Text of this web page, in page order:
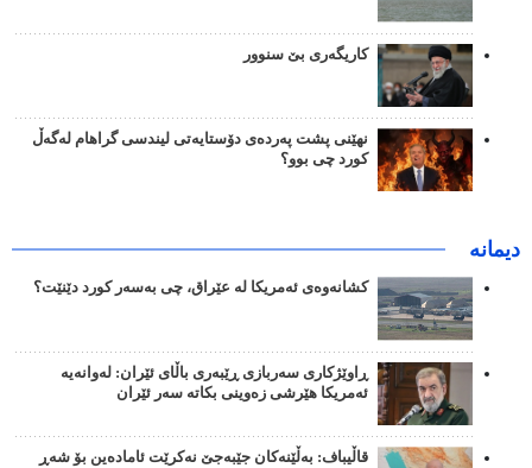
کاریگەری بێ سنوور
نهێنی پشت پەردەی دۆستایەتی لیندسی گراهام لەگەڵ
کورد چی بوو؟
دیمانە
کشانەوەی ئەمریکا لە عێراق، چی بەسەر کورد دێنێت؟
ڕاوێژکاری سەربازی ڕێبەری باڵای ئێران: لەوانەیە
ئەمریکا هێرشی زەوینی بکاتە سەر ئێران
قاڵیباف: بەڵێنەکان جێبەجێ نەکرێت ئامادەین بۆ شەڕ